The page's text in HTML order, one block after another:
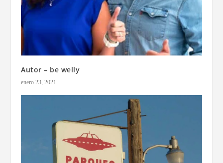
Autor – be welly
enero 23, 2021